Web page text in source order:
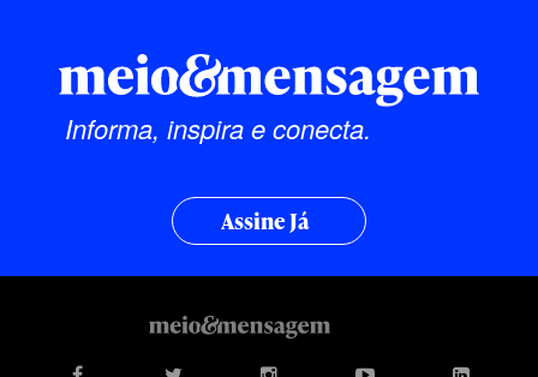
Informa, inspira e conecta.
Assine Já